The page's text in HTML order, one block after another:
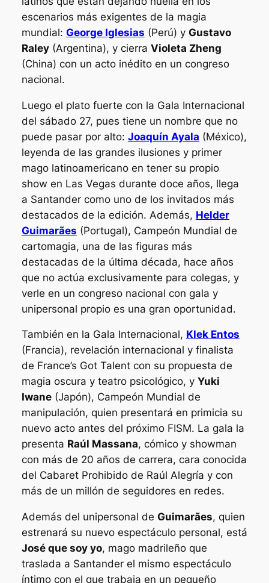
escenarios más exigentes de la magia
mundial: George Iglesias (Perú) y Gustavo
Raley(Argentina), y cierra Violeta Zheng
(China) con un acto inédito en un congreso
nacional.
Luego el plato fuerte con la Gala Internacional
del sábado 27, pues tiene un nombre que no
puede pasar por alto: Joaquín Ayala (México),
leyenda de las grandes ilusiones y primer
mago latinoamericano en tener su propio
show en Las Vegas durante doce años, llega
a Santander como uno de los invitados más
destacados de la edición. Además, Helder
Guimarães (Portugal), Campeón Mundial de
cartomagia, una de las figuras más
destacadas de la última década, hace años
que no actúa exclusivamente para colegas, y
verle en un congreso nacional con gala y
unipersonal propio es una gran oportunidad.
También en la Gala Internacional, Klek Entos
(Francia), revelación internacional y finalista
de France’s Got Talent con su propuesta de
magia oscura y teatro psicológico, y Yuki
Iwane(Japón), Campeón Mundial de
manipulación, quien presentará en primicia su
nuevo acto antes del próximo FISM. La gala la
presenta Raúl Massana, cómico y showman
con más de 20 años de carrera, cara conocida
del Cabaret Prohibido de Raúl Alegría y con
más de un millón de seguidores en redes.
Además del unipersonal de Guimarães, quien
estrenará su nuevo espectáculo personal, está
José que soy yo, mago madrileño que
traslada a Santander el mismo espectáculo
íntimo con el que trabaja en un pequeño